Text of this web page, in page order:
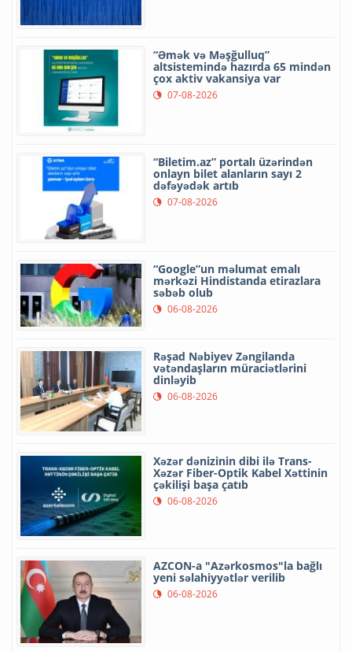
“Əmək və Məşğulluq”
altsistemində hazırda 65 mindən
çox aktiv vakansiya var
07-08-2026
“Biletim.az” portalı üzərindən
onlayn bilet alanların sayı 2
dəfəyədək artıb
07-08-2026
“Google”un məlumat emalı
mərkəzi Hindistanda etirazlara
səbəb olub
06-08-2026
Rəşad Nəbiyev Zəngilanda
vətəndaşların müraciətlərini
dinləyib
06-08-2026
Xəzər dənizinin dibi ilə Trans-
Xəzər Fiber-Optik Kabel Xəttinin
çəkilişi başa çatıb
06-08-2026
AZCON-a "Azərkosmos"la bağlı
yeni səlahiyyətlər verilib
06-08-2026